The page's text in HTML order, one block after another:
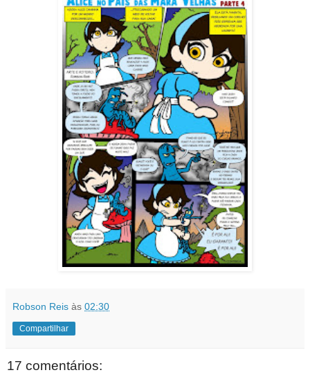
Robson Reis às 02:30
Compartilhar
17 comentários: